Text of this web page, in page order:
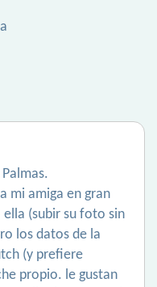
mi amiga en gran
(subir su foto sin
los datos de la
(y prefiere
propio. le gustan